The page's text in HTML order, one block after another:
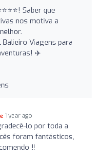
Saber que
nos motiva a
Viagens para
✈️
1 year ago
lo por toda a
foram fantásticos,
!!